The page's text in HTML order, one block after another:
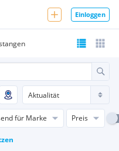
Einloggen
für Marke Preis